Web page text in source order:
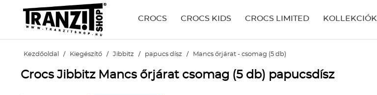
CROCS CROCS KIDS CROCS LIMITED KOLLEKCIÓK
Kezdőoldal / Kiegészítő / Jibbitz / papucs dísz / Mancs őrjárat - csomag (5 db)
Crocs Jibbitz Mancs őrjárat csomag (5 db) papucsdísz